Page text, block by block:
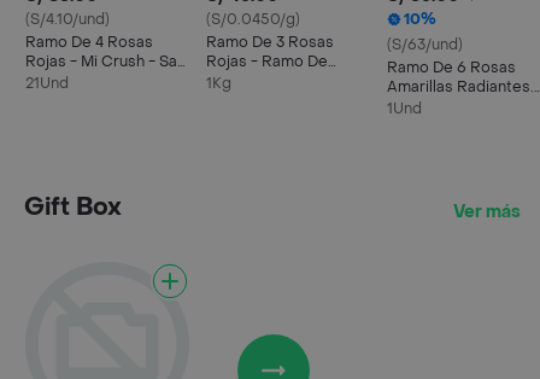
(S/4.10/und)
Ramo De 4 Rosas
Rojas - Mi Crush - San
Valentín
21Und
(S/0.0450/g)
Ramo De 3 Rosas
Rojas - Ramo De
Rosas
1Kg
10%
(S/63/und)
Ramo De 6 Rosas
Amarillas Radiantes.
Bouquet De Flores
1Und
Gift Box Ver más